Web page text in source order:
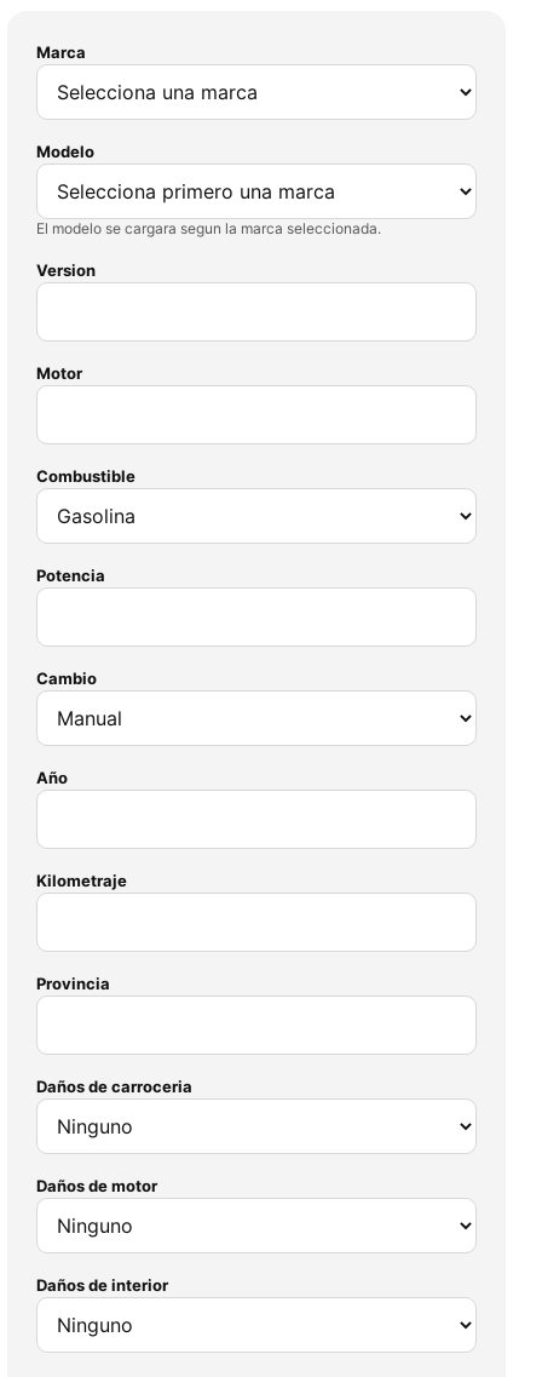
Marca
Modelo
El modelo se cargara segun la marca seleccionada.
Version
Motor
Combustible
Potencia
Cambio
Año
Kilometraje
Provincia
Daños de carroceria
Daños de motor
Daños de interior